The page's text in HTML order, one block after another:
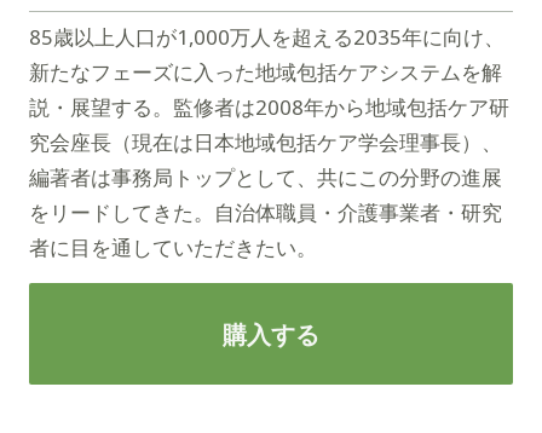
購入する
85歳以上人口が1,000万人を超える2035年に向け、
新たなフェーズに入った地域包括ケアシステムを解
説・展望する。監修者は2008年から地域包括ケア研
究会座長（現在は日本地域包括ケア学会理事長）、
編著者は事務局トップとして、共にこの分野の進展
をリードしてきた。自治体職員・介護事業者・研究
者に目を通していただきたい。